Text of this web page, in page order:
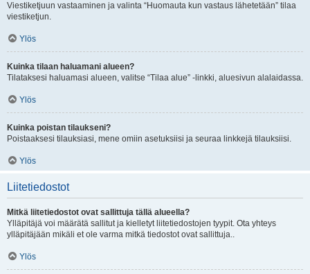
Viestiketjuun vastaaminen ja valinta “Huomauta kun vastaus lähetetään” tilaa
viestiketjun.
Ylös
Kuinka tilaan haluamani alueen?
Tilataksesi haluamasi alueen, valitse “Tilaa alue” -linkki, aluesivun alalaidassa.
Ylös
Kuinka poistan tilaukseni?
Poistaaksesi tilauksiasi, mene omiin asetuksiisi ja seuraa linkkejä tilauksiisi.
Ylös
Liitetiedostot
Mitkä liitetiedostot ovat sallittuja tällä alueella?
Ylläpitäjä voi määrätä sallitut ja kielletyt liitetiedostojen tyypit. Ota yhteys
ylläpitäjään mikäli et ole varma mitkä tiedostot ovat sallittuja..
Ylös